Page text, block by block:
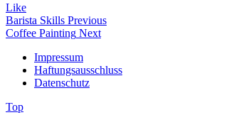
Like
Barista Skills Previous
Coffee Painting Next
Impressum
Haftungsausschluss
Datenschutz
Top